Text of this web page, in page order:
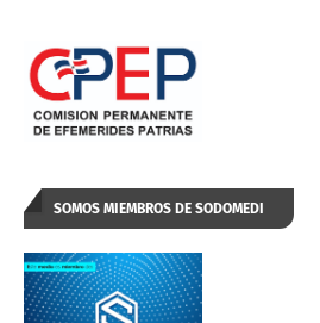
SOMOS MIEMBROS DE SODOMEDI